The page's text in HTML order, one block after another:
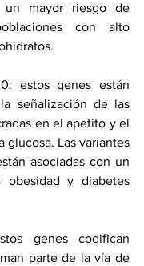
mayor riesgo de
con alto
estos genes están
señalización de las
en el apetito y el
glucosa. Las variantes
asociadas con un
obesidad y diabetes
genes codifican
parte de la vía de